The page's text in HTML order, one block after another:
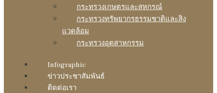
กระทรวงเกษตรและสหกรณ์
กระทรวงทรัพยากรธรรมชาติและสิง
แวดล้อม
กระทรวงอุตสาหกรรม
Infographic
ข่าวประชาสัมพันธ์
ติดต่อเรา